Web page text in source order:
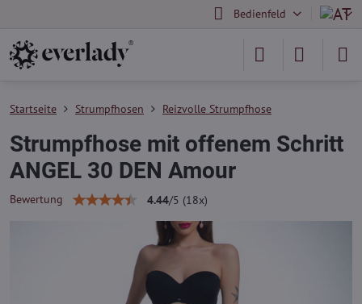
Bedienfeld
Startseite Strumpfhosen Reizvolle Strumpfhose
Strumpfhose mit offenem Schritt
ANGEL 30 DEN Amour
Bewertung 4.44/5 (18x)